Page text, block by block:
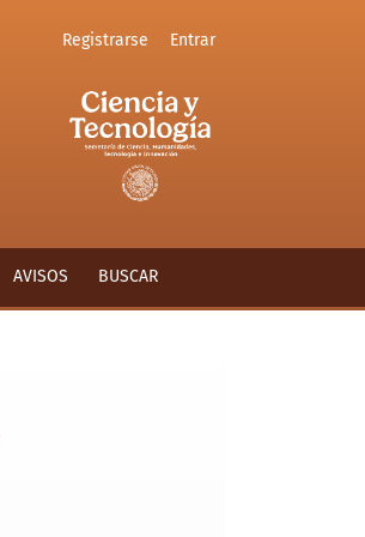
Registrarse Entrar
AVISOS BUSCAR